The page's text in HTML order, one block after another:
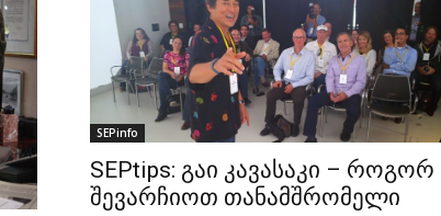
SEPinfo
SEPtips: გაი კავასაკი – როგორ
შევარჩიოთ თანამშრომელი